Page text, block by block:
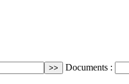
Documents :